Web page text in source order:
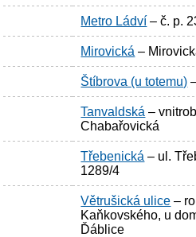
Metro Ládví – č. p.
Mirovická –
Štíbrova (u totemu)
Tanvaldská –
Chabařovická
Třebenická – ul.
1289/4
Větrušická ulice –
Kaňkovského, u
Ďáblice